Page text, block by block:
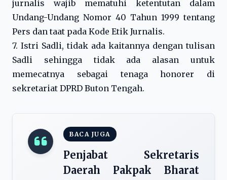
jurnalis wajib mematuhi ketentutan dalam
Undang-Undang Nomor 40 Tahun 1999 tentang
Pers dan taat pada Kode Etik Jurnalis.
7. Istri Sadli, tidak ada kaitannya dengan tulisan
Sadli sehingga tidak ada alasan untuk
memecatnya sebagai tenaga honorer di
sekretariat DPRD Buton Tengah.
BACA JUGA
Penjabat Sekretaris
Daerah Pakpak Bharat